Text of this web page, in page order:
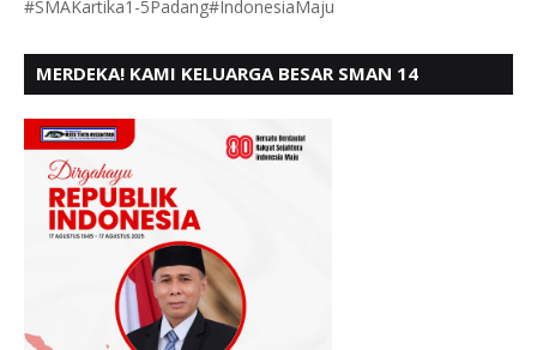
#SMAKartika1-5Padang#IndonesiaMaju
MERDEKA! KAMI KELUARGA BESAR SMAN 14